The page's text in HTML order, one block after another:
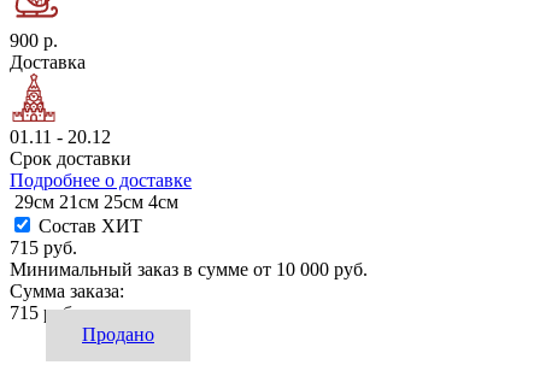
900 р.
Доставка
01.11 - 20.12
Срок доставки
Подробнее о доставке
29см 21см 25см 4см
Состав ХИТ
715 руб.
Минимальный заказ в сумме от 10 000 руб.
Сумма заказа:
715 руб.
Продано